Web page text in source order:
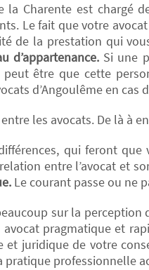
la Charente est chargé
Le fait que votre
de la prestation qui
d’appartenance. Si une
être que cette
d’Angoulême en cas
les avocats. De là à
qui feront
entre l’avocat et
Le courant passe ou ne
sur la
pragmatique et
juridique de votre
professionnelle